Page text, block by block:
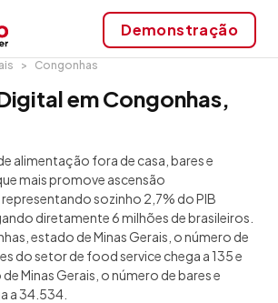
Demonstração
Congonhas
em Congonhas,
alimentação fora de casa, bares e
mais promove ascensão
sozinho 2,7% do PIB
diretamente 6 milhões de brasileiros.
estado de Minas Gerais, o número de
do setor de food service chega a 135 e
Minas Gerais, o número de bares e
a 34.534.